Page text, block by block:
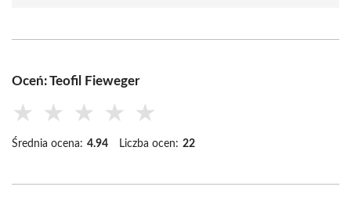
Oceń: Teofil Fieweger
★ ★ ★ ★ ★
Średnia ocena: 4.94 Liczba ocen: 22